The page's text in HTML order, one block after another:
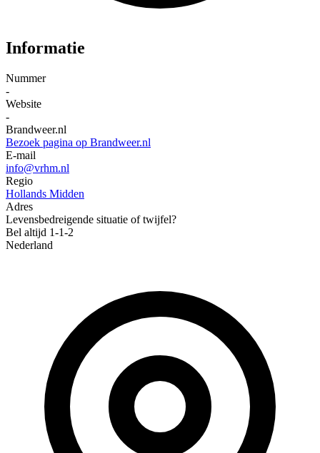
Informatie
Nummer
-
Website
-
Brandweer.nl
Bezoek pagina op Brandweer.nl
E-mail
info@vrhm.nl
Regio
Hollands Midden
Adres
Levensbedreigende situatie of twijfel?
Bel altijd 1-1-2
Nederland